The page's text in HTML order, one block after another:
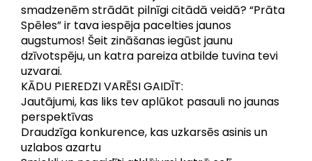
smadzenēm strādāt pilnīgi citādā veidā? “Prāta
Spēles” ir tava iespēja pacelties jaunos
augstumos! Šeit zināšanas iegūst jaunu
dzīvotspēju, un katra pareiza atbilde tuvina tevi
uzvarai.
KĀDU PIEREDZI VARĒSI GAIDĪT:
Jautājumi, kas liks tev aplūkot pasauli no jaunas
perspektīvas
Draudzīga konkurence, kas uzkarsēs asinis un
uzlabos azartu